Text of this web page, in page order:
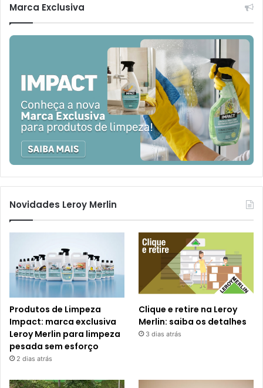
Marca Exclusiva
Novidades Leroy Merlin
Produtos de Limpeza
Impact: marca exclusiva
Leroy Merlin para limpeza
pesada sem esforço
2 dias atrás
Clique e retire na Leroy
Merlin: saiba os detalhes
3 dias atrás